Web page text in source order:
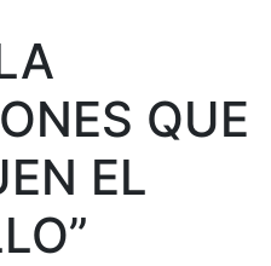
QUE
EL